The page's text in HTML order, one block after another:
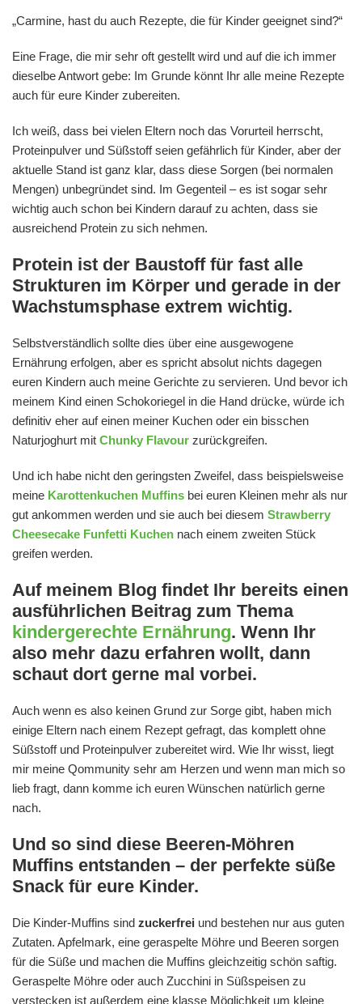
„Carmine, hast du auch Rezepte, die für Kinder geeignet sind?“
Eine Frage, die mir sehr oft gestellt wird und auf die ich immer
dieselbe Antwort gebe: Im Grunde könnt Ihr alle meine Rezepte
auch für eure Kinder zubereiten.
Ich weiß, dass bei vielen Eltern noch das Vorurteil herrscht,
Proteinpulver und Süßstoff seien gefährlich für Kinder, aber der
aktuelle Stand ist ganz klar, dass diese Sorgen (bei normalen
Mengen) unbegründet sind. Im Gegenteil – es ist sogar sehr
wichtig auch schon bei Kindern darauf zu achten, dass sie
ausreichend Protein zu sich nehmen.
Protein ist der Baustoff für fast alle
Strukturen im Körper und gerade in der
Wachstumsphase extrem wichtig.
Selbstverständlich sollte dies über eine ausgewogene
Ernährung erfolgen, aber es spricht absolut nichts dagegen
euren Kindern auch meine Gerichte zu servieren. Und bevor ich
meinem Kind einen Schokoriegel in die Hand drücke, würde ich
definitiv eher auf einen meiner Kuchen oder ein bisschen
Naturjoghurt mit Chunky Flavour zurückgreifen.
Und ich habe nicht den geringsten Zweifel, dass beispielsweise
meine Karottenkuchen Muffins bei euren Kleinen mehr als nur
gut ankommen werden und sie auch bei diesem Strawberry
Cheesecake Funfetti Kuchen nach einem zweiten Stück
greifen werden.
Auf meinem Blog findet Ihr bereits einen
ausführlichen Beitrag zum Thema
kindergerechte Ernährung. Wenn Ihr
also mehr dazu erfahren wollt, dann
schaut dort gerne mal vorbei.
Auch wenn es also keinen Grund zur Sorge gibt, haben mich
einige Eltern nach einem Rezept gefragt, das komplett ohne
Süßstoff und Proteinpulver zubereitet wird. Wie Ihr wisst, liegt
mir meine Qommunity sehr am Herzen und wenn man mich so
lieb fragt, dann komme ich euren Wünschen natürlich gerne
nach.
Und so sind diese Beeren-Möhren
Muffins entstanden – der perfekte süße
Snack für eure Kinder.
Die Kinder-Muffins sind zuckerfrei und bestehen nur aus guten
Zutaten. Apfelmark, eine geraspelte Möhre und Beeren sorgen
für die Süße und machen die Muffins gleichzeitig schön saftig.
Geraspelte Möhre oder auch Zucchini in Süßspeisen zu
verstecken ist außerdem eine klasse Möglichkeit um kleine